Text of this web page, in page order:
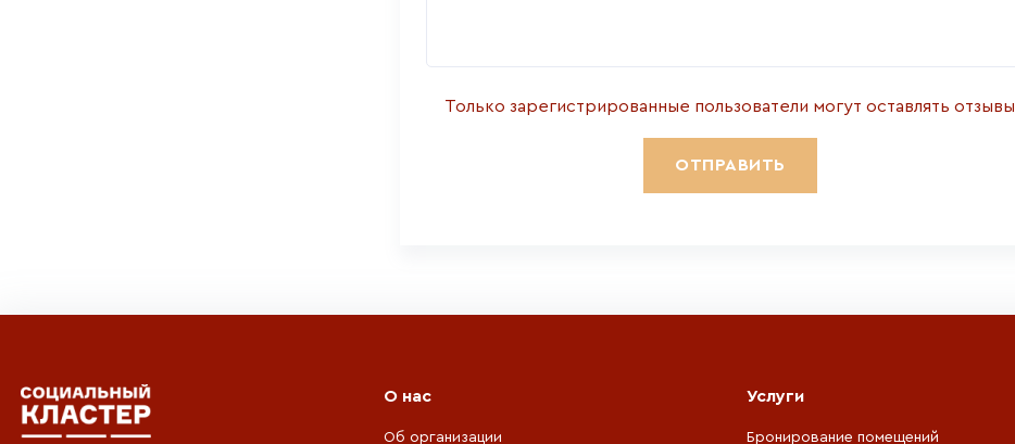
Только зарегистрированные пользователи могут оставлять отзывы
О нас
Об организации
Услуги
Бронирование помещений